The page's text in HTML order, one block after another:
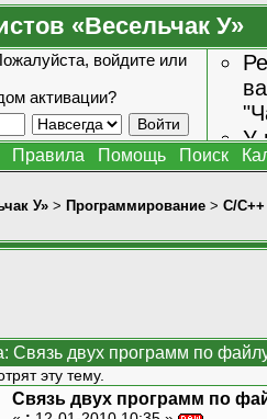
«Весельчак У»
войдите или
активации?
У
Правила Помощь Поиск
У» > Программирование > C/C++
Связь двух программ по
эту тему.
Связь двух программ по